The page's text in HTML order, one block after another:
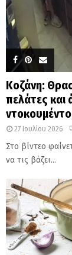
Κοζάνη:
πελάτες και
27 Ιουλίου 2026
Στο βίντεο
να τις βάζει...